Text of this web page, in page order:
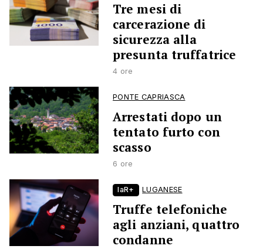
Tre mesi di
carcerazione di
sicurezza alla
presunta truffatrice
4 ore
PONTE CAPRIASCA
Arrestati dopo un
tentato furto con
scasso
6 ore
laR+ LUGANESE
Truffe telefoniche
agli anziani, quattro
condanne